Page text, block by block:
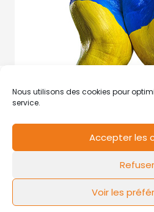
Nous utilisons des cookies pour
service.
Accepter les
Refuser
Voir les
Mentions légales
FLOW44